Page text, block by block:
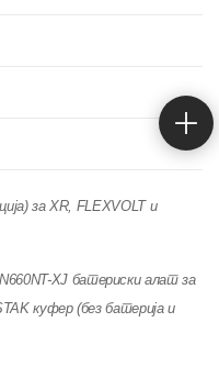
за XR, FLEXVOLT и
XJ батериски алат за
куфер (без батерија и